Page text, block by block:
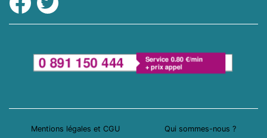
Mentions légales et CGU Qui sommes-nous ?